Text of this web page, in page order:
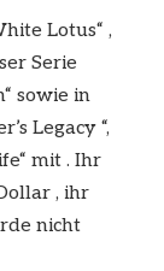
Lotus“ ,
Serie
sowie in
Legacy “,
mit . Ihr
, ihr
nicht